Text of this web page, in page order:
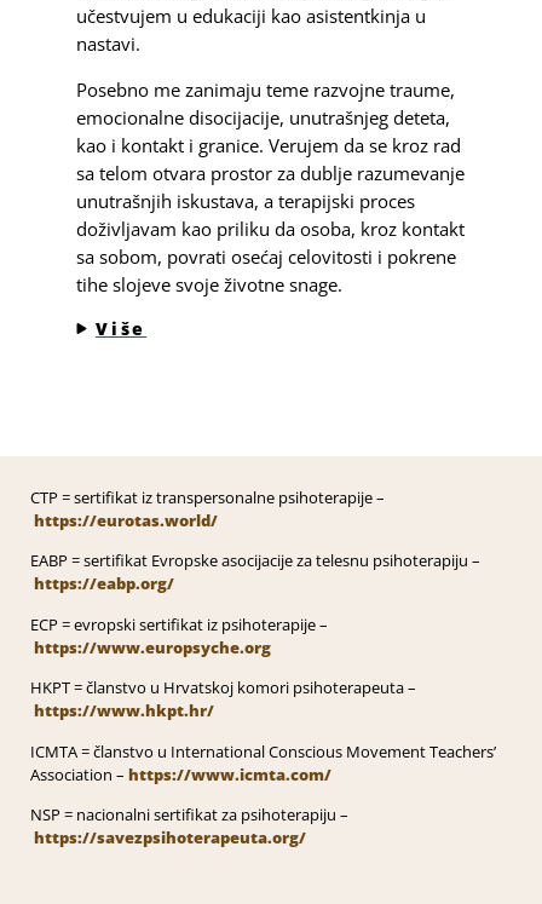
učestvujem u edukaciji kao asistentkinja u
nastavi.
Posebno me zanimaju teme razvojne traume,
emocionalne disocijacije, unutrašnjeg deteta,
kao i kontakt i granice. Verujem da se kroz rad
sa telom otvara prostor za dublje razumevanje
unutrašnjih iskustava, a terapijski proces
doživljavam kao priliku da osoba, kroz kontakt
sa sobom, povrati osećaj celovitosti i pokrene
tihe slojeve svoje životne snage.
Više
CTP = sertifikat iz transpersonalne psihoterapije –
https://eurotas.world/
EABP = sertifikat Evropske asocijacije za telesnu psihoterapiju –
https://eabp.org/
ECP = evropski sertifikat iz psihoterapije –
https://www.europsyche.org
HKPT = članstvo u Hrvatskoj komori psihoterapeuta –
https://www.hkpt.hr/
ICMTA = članstvo u International Conscious Movement Teachers’
Association – https://www.icmta.com/
NSP = nacionalni sertifikat za psihoterapiju –
https://savezpsihoterapeuta.org/